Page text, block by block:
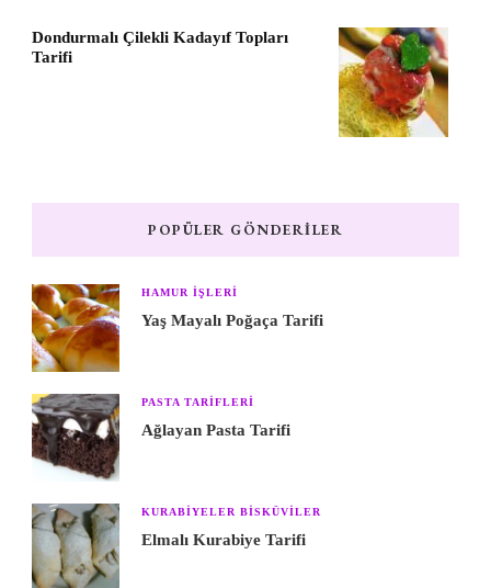
Dondurmalı Çilekli Kadayıf Topları
Tarifi
POPÜLER GÖNDERILER
HAMUR IŞLERI
Yaş Mayalı Poğaça Tarifi
PASTA TARIFLERI
Ağlayan Pasta Tarifi
KURABIYELER BISKÜVILER
Elmalı Kurabiye Tarifi